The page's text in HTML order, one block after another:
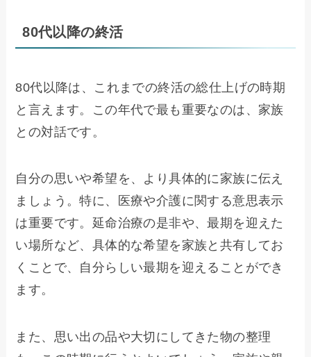
80代以降の終活
80代以降は、これまでの終活の総仕上げの時期
と言えます。この年代で最も重要なのは、家族
との対話です。
自分の思いや希望を、より具体的に家族に伝え
ましょう。特に、医療や介護に関する意思表示
は重要です。延命治療の是非や、最期を迎えた
い場所など、具体的な希望を家族と共有してお
くことで、自分らしい最期を迎えることができ
ます。
また、思い出の品や大切にしてきた物の整理